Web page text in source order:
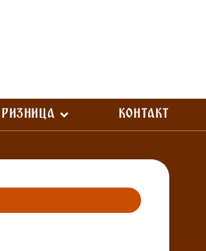
РИЗНИЦА КОНТАКТ